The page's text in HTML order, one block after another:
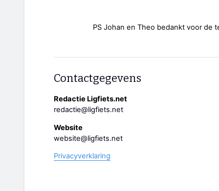
PS Johan en Theo bedankt voor de
Contactgegevens
Redactie Ligfiets.net
redactie@ligfiets.net
Website
website@ligfiets.net
Privacyverklaring